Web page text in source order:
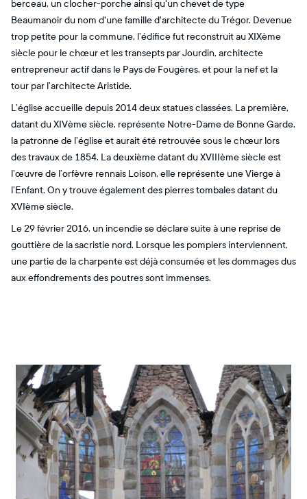
berceau, un clocher-porche ainsi qu'un chevet de type
Beaumanoir du nom d'une famille d'architecte du Trégor. Devenue
trop petite pour la commune, l’édifice fut reconstruit au XIXème
siècle pour le chœur et les transepts par Jourdin, architecte
entrepreneur actif dans le Pays de Fougères, et pour la nef et la
tour par l’architecte Aristide.
L’église accueille depuis 2014 deux statues classées. La première,
datant du XIVème siècle, représente Notre-Dame de Bonne Garde,
la patronne de l’église et aurait été retrouvée sous le chœur lors
des travaux de 1854. La deuxième datant du XVIIIème siècle est
l’œuvre de l’orfèvre rennais Loison, elle représente une Vierge à
l’Enfant. On y trouve également des pierres tombales datant du
XVIème siècle.
Le 29 février 2016, un incendie se déclare suite à une reprise de
gouttière de la sacristie nord. Lorsque les pompiers interviennent,
une partie de la charpente est déjà consumée et les dommages dus
aux effondrements des poutres sont immenses.